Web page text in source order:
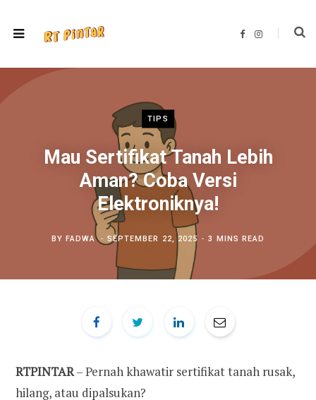
F
b
I
a
TIPS
Mau Sertifikat Tanah Lebih
Aman? Coba Versi
Elektroniknya!
BY FADWA SEPTEMBER 22, 2025 3 MINS READ
RTPINTAR– Pernah khawatir sertifikat tanah rusak,
hilang, atau dipalsukan?